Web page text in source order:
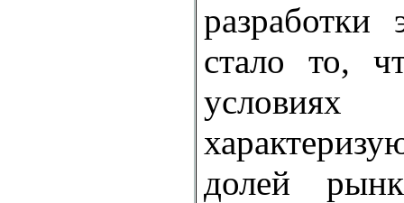
разработки
стало то,
условиях
долей